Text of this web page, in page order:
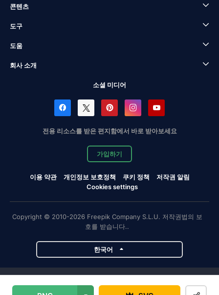
콘텐츠
도구
도움
회사 소개
소셜 미디어
전용 리소스를 받은 편지함에서 바로 받아보세요
가입하기
이용 약관 개인정보 보호정책 쿠키 정책
저작권 알림
Cookies settings
Copyright © 2010-2026 Freepik Company S.L.U. 저작권법의 보
호를 받습니다..
한국어